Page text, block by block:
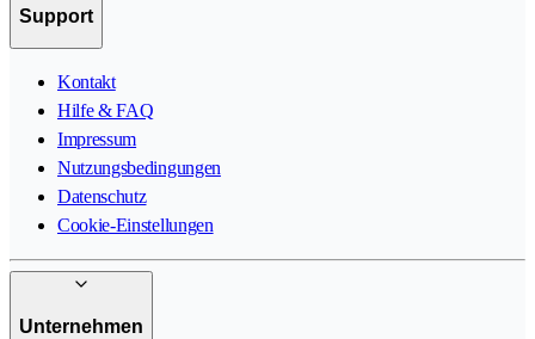
Support
Kontakt
Hilfe & FAQ
Impressum
Nutzungsbedingungen
Datenschutz
Cookie-Einstellungen
Unternehmen